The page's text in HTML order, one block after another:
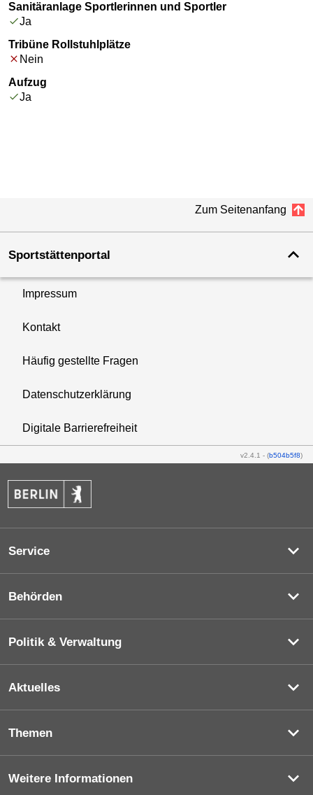
Sanitäranlage Sportlerinnen und Sportler
Ja
Tribüne Rollstuhlplätze
Nein
Aufzug
Ja
Zum Seitenanfang
v2.4.1 -(b504b5f8)
Sportstättenportal
Impressum
Kontakt
Häufig gestellte Fragen
Datenschutzerklärung
Digitale Barrierefreiheit
Service
Behörden
Politik & Verwaltung
Aktuelles
Themen
Weitere Informationen